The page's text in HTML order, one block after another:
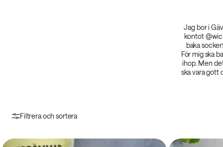
Jag bor i
kontot
baka
För mig ska
ihop. Men
ska vara gott
Filtrera och sortera